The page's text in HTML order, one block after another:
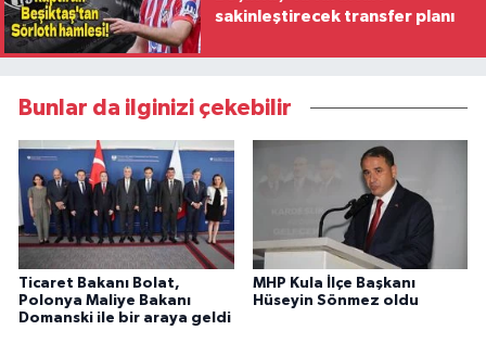
sakinleştirecek transfer planı
Bunlar da ilginizi çekebilir
Ticaret Bakanı Bolat,
Polonya Maliye Bakanı
Domanski ile bir araya geldi
MHP Kula İlçe Başkanı
Hüseyin Sönmez oldu